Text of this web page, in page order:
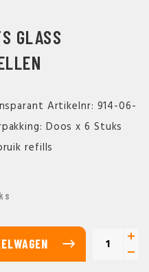
GLASS
Artikelnr: 914-06-
Doos x 6 Stuks
refills